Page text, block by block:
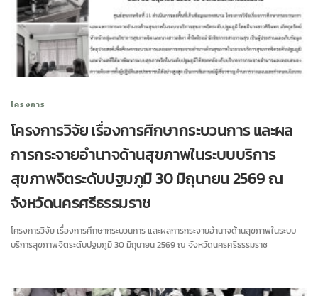
โครงการ
โครงการวิจัย เรื่องการศึกษากระบวนการ และผล
การกระจายอำนาจด้านสุขภาพในระบบบริการ
สุขภาพจิตระดับปฐมภูมิ 30 มิถุนายน 2569 ณ
จังหวัดนครศรีธรรมราช
โครงการวิจัย เรื่องการศึกษากระบวนการ และผลการกระจายอำนาจด้านสุขภาพในระบบ
บริการสุขภาพจิตระดับปฐมภูมิ 30 มิถุนายน 2569 ณ จังหวัดนครศรีธรรมราช